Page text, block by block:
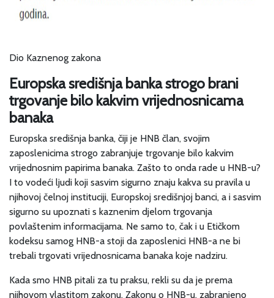
Dio Kaznenog zakona
Europska središnja banka strogo brani
trgovanje bilo kakvim vrijednosnicama
banaka
Europska središnja banka, čiji je HNB član, svojim
zaposlenicima strogo zabranjuje trgovanje bilo kakvim
vrijednosnim papirima banaka. Zašto to onda rade u HNB-u?
I to vodeći ljudi koji sasvim sigurno znaju kakva su pravila u
njihovoj čelnoj instituciji, Europskoj središnjoj banci, a i sasvim
sigurno su upoznati s kaznenim djelom trgovanja
povlaštenim informacijama. Ne samo to, čak i u Etičkom
kodeksu samog HNB-a stoji da zaposlenici HNB-a ne bi
trebali trgovati vrijednosnicama banaka koje nadziru.
Kada smo HNB pitali za tu praksu, rekli su da je prema
njihovom vlastitom zakonu, Zakonu o HNB-u, zabranjeno